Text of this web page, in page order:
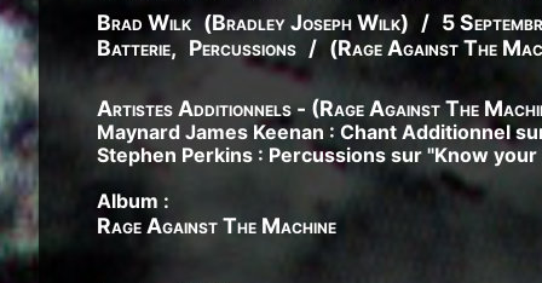
Brad Wilk (BradleyJosephWilk) / 5
Batterie, Percussions / (Rage Against The
Artistes Additionnels - (Rage Against The
Maynard James Keenan : Chant Additionnel
Stephen Perkins : Percussions sur "Know your
Album :
Rage Against The Machine